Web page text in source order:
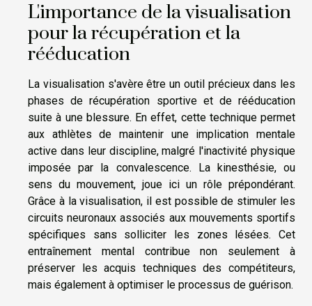
L'importance de la visualisation
pour la récupération et la
rééducation
La visualisation s'avère être un outil précieux dans les
phases de récupération sportive et de rééducation
suite à une blessure. En effet, cette technique permet
aux athlètes de maintenir une implication mentale
active dans leur discipline, malgré l'inactivité physique
imposée par la convalescence. La kinesthésie, ou
sens du mouvement, joue ici un rôle prépondérant.
Grâce à la visualisation, il est possible de stimuler les
circuits neuronaux associés aux mouvements sportifs
spécifiques sans solliciter les zones lésées. Cet
entraînement mental contribue non seulement à
préserver les acquis techniques des compétiteurs,
mais également à optimiser le processus de guérison.